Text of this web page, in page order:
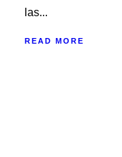
las...
READ MORE